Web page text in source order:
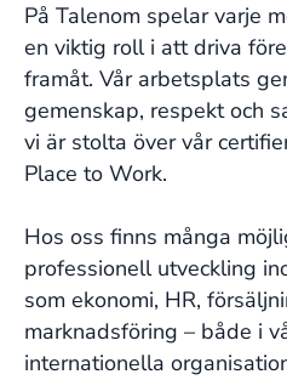
På Talenom spelar varje
en viktig roll i att driva
framåt. Vår arbetsplats
gemenskap, respekt och
vi är stolta över vår
Place to Work.
Hos oss finns många
professionell utveckling
som ekonomi, HR,
marknadsföring – både i
internationella